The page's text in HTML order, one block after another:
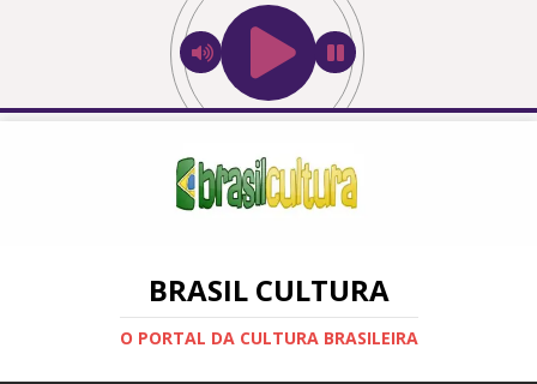
BRASIL CULTURA
O PORTAL DA CULTURA BRASILEIRA